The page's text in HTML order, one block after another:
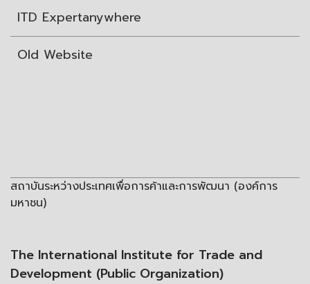
ITD Expertanywhere
Old Website
สถาบันระหว่างประเทศเพื่อการค้าและการพัฒนา (องค์การ
มหาชน)
The International Institute for Trade and
Development (Public Organization)